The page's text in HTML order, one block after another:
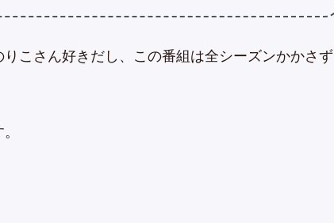
こさん好きだし、この番組は全シーズンかかさず